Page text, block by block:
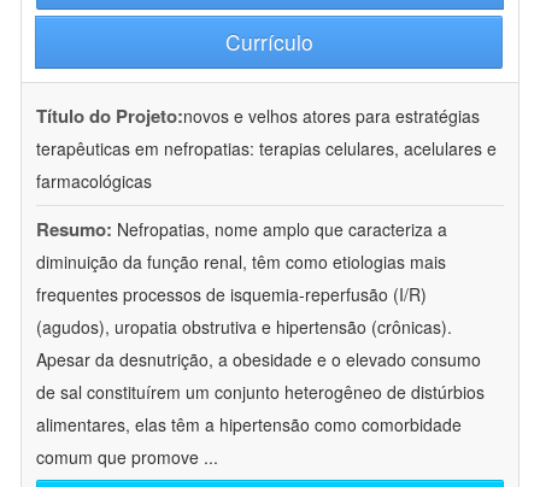
Currículo
Título do Projeto:novos e velhos atores para estratégias
terapêuticas em nefropatias: terapias celulares, acelulares e
farmacológicas
Resumo: Nefropatias, nome amplo que caracteriza a
diminuição da função renal, têm como etiologias mais
frequentes processos de isquemia-reperfusão (I/R)
(agudos), uropatia obstrutiva e hipertensão (crônicas).
Apesar da desnutrição, a obesidade e o elevado consumo
de sal constituírem um conjunto heterogêneo de distúrbios
alimentares, elas têm a hipertensão como comorbidade
comum que promove ...